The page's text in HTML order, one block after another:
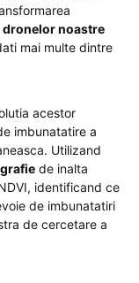
dronelor noastre
mai multe dintre
acestor
imbunatatire a
Utilizand
de inalta
identificand ce
de imbunatatiri
de cercetare a